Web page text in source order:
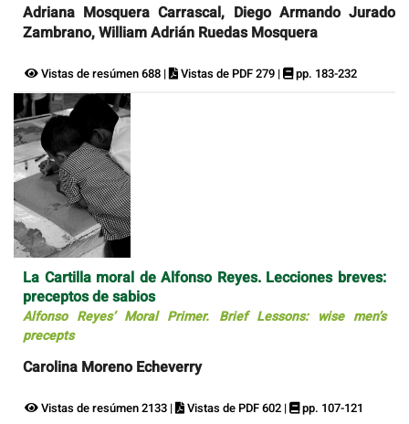
Adriana Mosquera Carrascal, Diego Armando Jurado
Zambrano, William Adrián Ruedas Mosquera
Vistas de resúmen 688 | Vistas de PDF 279 | pp. 183-232
La Cartilla moral de Alfonso Reyes. Lecciones breves:
preceptos de sabios
Alfonso Reyes’ Moral Primer. Brief Lessons: wise men’s
precepts
Carolina Moreno Echeverry
Vistas de resúmen 2133 | Vistas de PDF 602 | pp. 107-121